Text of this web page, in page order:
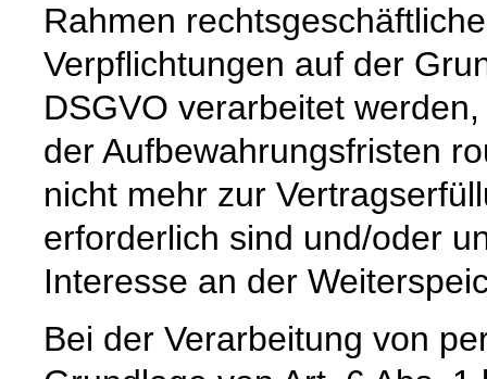
Rahmen
Verpflichtungen auf der
DSGVO verarbeitet
der Aufbewahrungsfristen
nicht mehr zur
erforderlich sind und/oder
Interesse an der
Bei der Verarbeitung von